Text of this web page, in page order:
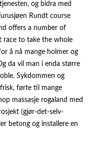
og bidra med
Rundt course
offers a number of
race to take the whole
å nå mange holmer og
da vil man i enda større
Sykdommen og
førte til mange
massasje rogaland med
(gjør-det-selv-
betong og installere en